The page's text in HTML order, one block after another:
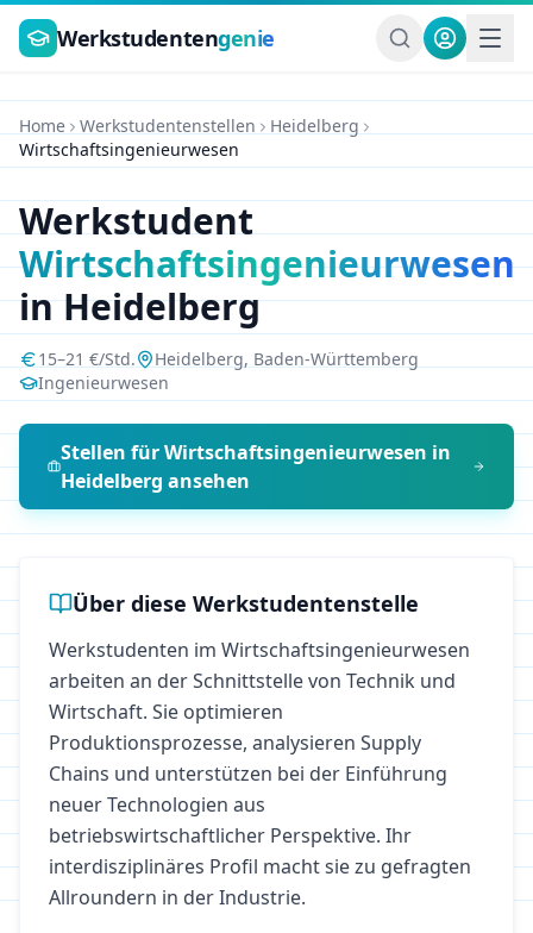
Zum Hauptinhalt springen
Werkstudentengenie
Home Werkstudentenstellen
Heidelberg
Wirtschaftsingenieurwesen
Werkstudent
Wirtschaftsingenieurwesen
inHeidelberg
15–21 €/Std. Heidelberg, Baden-Württemberg
Ingenieurwesen
Stellen fürWirtschaftsingenieurwesen in
Heidelberg ansehen
Über diese Werkstudentenstelle
Werkstudenten im Wirtschaftsingenieurwesen
arbeiten an der Schnittstelle von Technik und
Wirtschaft. Sie optimieren
Produktionsprozesse, analysieren Supply
Chains und unterstützen bei der Einführung
neuer Technologien aus
betriebswirtschaftlicher Perspektive. Ihr
interdisziplinäres Profil macht sie zu gefragten
Allroundern in der Industrie.